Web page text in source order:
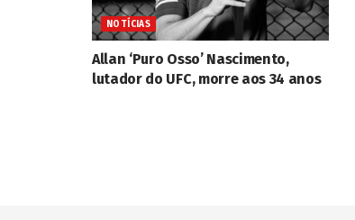
NOTÍCIAS
Allan ‘Puro Osso’ Nascimento,
lutador do UFC, morre aos 34 anos